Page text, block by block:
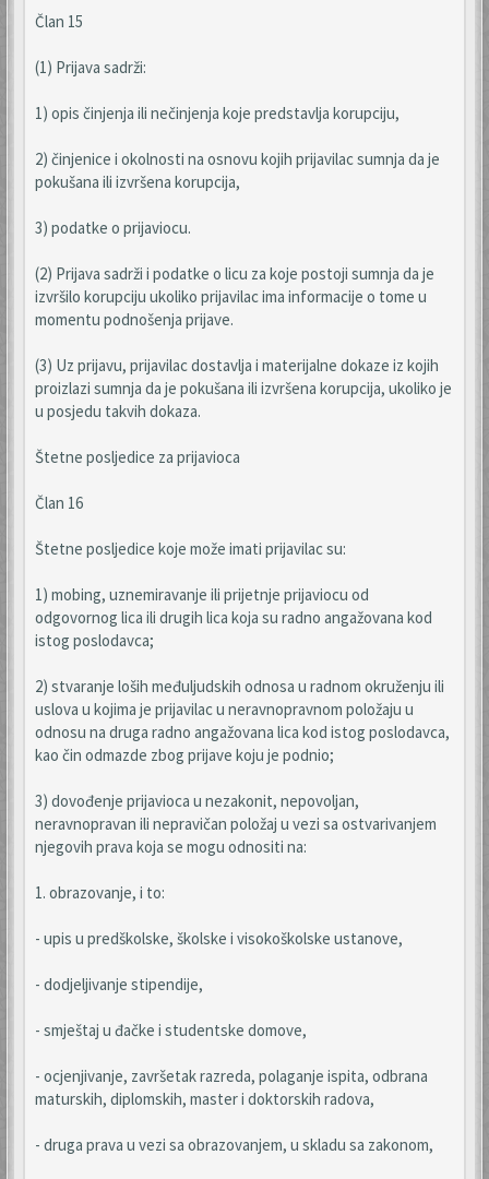
Član 15
(1) Prijava sadrži:
1) opis činjenja ili nečinjenja koje predstavlja korupciju,
2) činjenice i okolnosti na osnovu kojih prijavilac sumnja da je
pokušana ili izvršena korupcija,
3) podatke o prijaviocu.
(2) Prijava sadrži i podatke o licu za koje postoji sumnja da je
izvršilo korupciju ukoliko prijavilac ima informacije o tome u
momentu podnošenja prijave.
(3) Uz prijavu, prijavilac dostavlja i materijalne dokaze iz kojih
proizlazi sumnja da je pokušana ili izvršena korupcija, ukoliko je
u posjedu takvih dokaza.
Štetne posljedice za prijavioca
Član 16
Štetne posljedice koje može imati prijavilac su:
1) mobing, uznemiravanje ili prijetnje prijaviocu od
odgovornog lica ili drugih lica koja su radno angažovana kod
istog poslodavca;
2) stvaranje loših međuljudskih odnosa u radnom okruženju ili
uslova u kojima je prijavilac u neravnopravnom položaju u
odnosu na druga radno angažovana lica kod istog poslodavca,
kao čin odmazde zbog prijave koju je podnio;
3) dovođenje prijavioca u nezakonit, nepovoljan,
neravnopravan ili nepravičan položaj u vezi sa ostvarivanjem
njegovih prava koja se mogu odnositi na:
1. obrazovanje, i to:
- upis u predškolske, školske i visokoškolske ustanove,
- dodjeljivanje stipendije,
- smještaj u đačke i studentske domove,
- ocjenjivanje, završetak razreda, polaganje ispita, odbrana
maturskih, diplomskih, master i doktorskih radova,
- druga prava u vezi sa obrazovanjem, u skladu sa zakonom,